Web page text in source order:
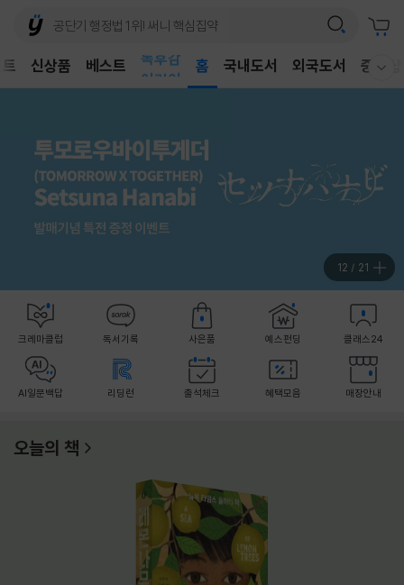
신상품 베스트
어린이
독후감
홈 국내도서 외국도서 중고샵
12 / 21
크레마클럽 독서기록 사은품 예스펀딩 클래스24
AI일문백답 리딩런 출석체크 혜택모음 매장안내
오늘의 책